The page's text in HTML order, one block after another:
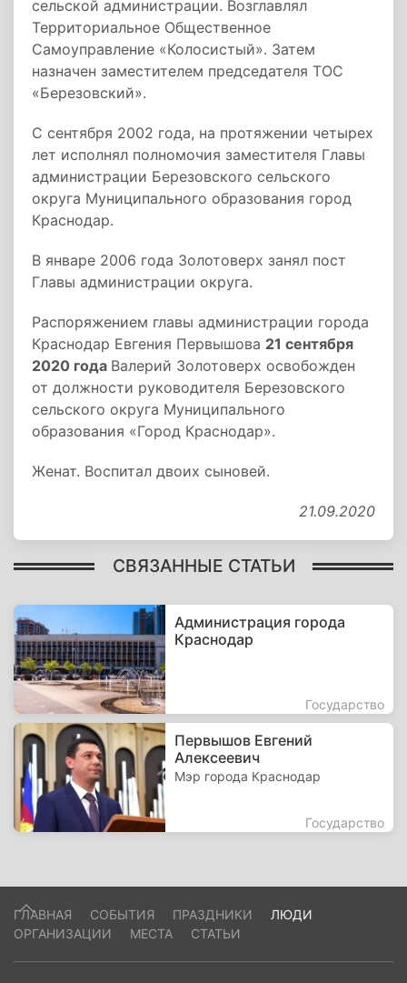
сельской администрации. Возглавлял
Территориальное Общественное
Самоуправление «Колосистый». Затем
назначен заместителем председателя ТОС
«Березовский».
С сентября 2002 года, на протяжении четырех
лет исполнял полномочия заместителя Главы
администрации Березовского сельского
округа Муниципального образования город
Краснодар.
В январе 2006 года Золотоверх занял пост
Главы администрации округа.
Распоряжением главы администрации города
Краснодар Евгения Первышова 21 сентября
2020 года Валерий Золотоверх освобожден
от должности руководителя Березовского
сельского округа Муниципального
образования «Город Краснодар».
Женат. Воспитал двоих сыновей.
21.09.2020
СВЯЗАННЫЕ СТАТЬИ
Администрация города
Краснодар
Государство
Первышов Евгений
Алексеевич
Мэр города Краснодар
Государство
ГЛАВНАЯ СОБЫТИЯ ПРАЗДНИКИ
ЛЮДИ
ОРГАНИЗАЦИИ
МЕСТА СТАТЬИ